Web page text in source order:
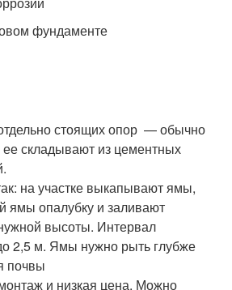
фундаменте
стоящих опор — обычно
ее складывают из цементных
на участке выкапывают ямы,
ямы опалубку и заливают
высоты. Интервал
2,5 м. Ямы нужно рыть глубже
почвы
и низкая цена. Можно